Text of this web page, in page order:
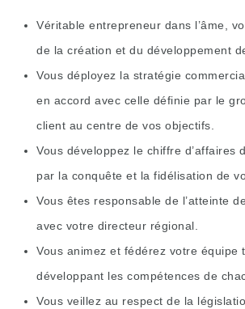
Véritable entrepreneur dans l’âme,
de la création et du développement
Vous déployez la stratégie
en accord avec celle définie par le
client au centre de vos objectifs.
Vous développez le chiffre d’affaires
par la conquête et la fidélisation de
Vous êtes responsable de l’atteinte
avec votre directeur régional.
Vous animez et fédérez votre équipe
développant les compétences de
Vous veillez au respect de la